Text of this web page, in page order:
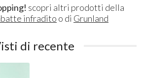
scopri altri prodotti della
infradito o di Grunland
di recente